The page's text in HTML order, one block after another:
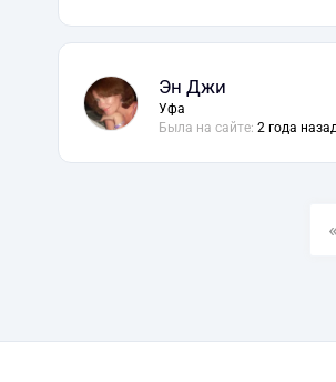
Эн Джи
Уфа
Была на сайте: 2 года
«